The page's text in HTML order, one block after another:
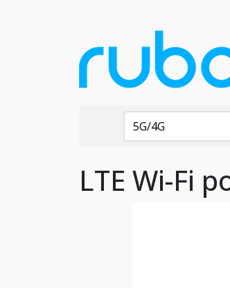
Каталог
5G/4G
LTE Wi-Fi